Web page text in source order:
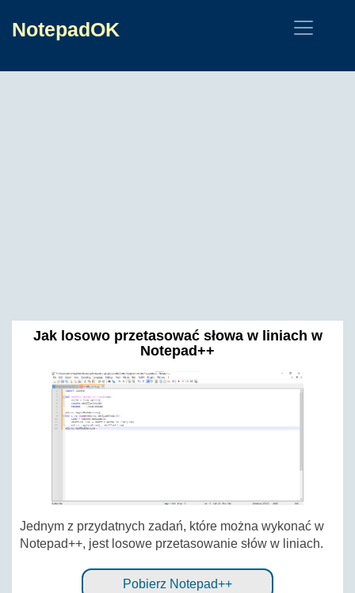
NotepadOK
Jak losowo przetasować słowa w liniach w
Notepad++
Jednym z przydatnych zadań, które można wykonać w
Notepad++, jest losowe przetasowanie słów w liniach.
Pobierz Notepad++